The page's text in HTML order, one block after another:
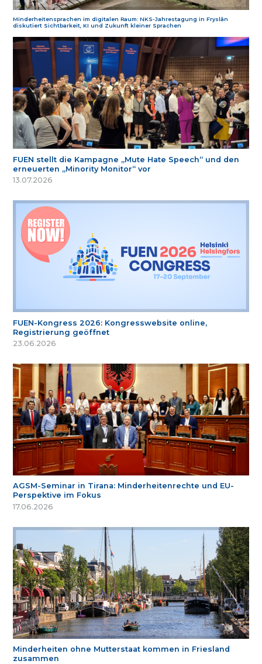
Minderheitensprachen im digitalen Raum: NKS-Jahrestagung in Fryslân
diskutiert Sichtbarkeit, KI und Zukunft kleiner Sprachen
FUEN stellt die Kampagne „Mute Hate Speech“ und den
erneuerten „Minority Monitor“ vor
13.07.2026
FUEN-Kongress 2026: Kongresswebsite online,
Registrierung geöffnet
23.06.2026
AGSM-Seminar in Tirana: Minderheitenrechte und EU-
Perspektive im Fokus
17.06.2026
Minderheiten ohne Mutterstaat kommen in Friesland
zusammen